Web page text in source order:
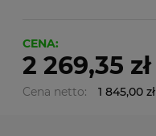
CENA:
2 269,35 zł
Cena netto: 1 845,00 zł